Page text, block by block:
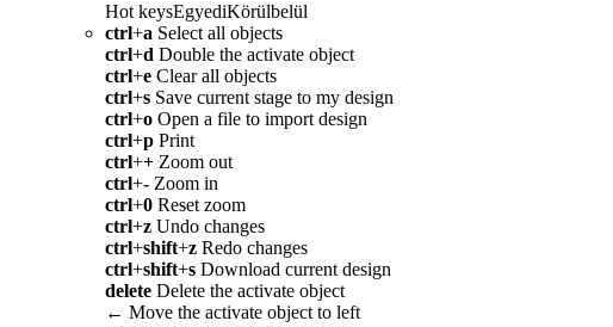
Hot keysEgyediKörülbelül
ctrl+a Select all objects
ctrl+d Double the activate object
ctrl+e Clear all objects
ctrl+s Save current stage to my design
ctrl+o Open a file to import design
ctrl+p Print
ctrl++ Zoom out
ctrl+- Zoom in
ctrl+0 Reset zoom
ctrl+z Undo changes
ctrl+shift+z Redo changes
ctrl+shift+s Download current design
delete Delete the activate object
← Move the activate object to left